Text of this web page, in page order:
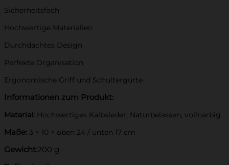
Sicherheitsfach
Hochwertige Materialien
Durchdachtes Design
Perfekte Organisation
Ergonomische Griff und Schultergurte
Informationen zum Produkt:
Material: Hochwertiges Kalbsleder: Naturbelassen, vollnarbig
Maße: 3 × 10 × oben 24 / unten 17 cm
Gewicht:200 g